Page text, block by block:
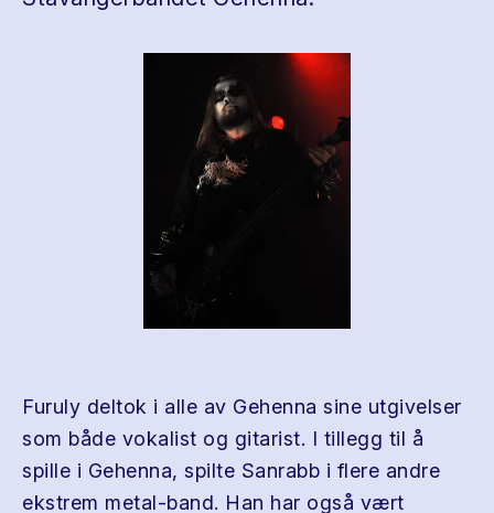
Furuly deltok i alle av Gehenna sine utgivelser
som både vokalist og gitarist. I tillegg til å
spille i Gehenna, spilte Sanrabb i flere andre
ekstrem metal-band. Han har også vært